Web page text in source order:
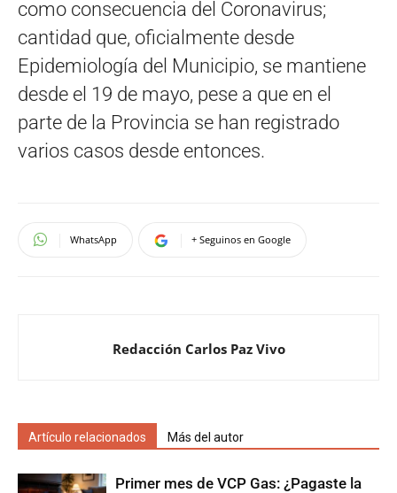
como consecuencia del Coronavirus;
cantidad que, oficialmente desde
Epidemiología del Municipio, se mantiene
desde el 19 de mayo, pese a que en el
parte de la Provincia se han registrado
varios casos desde entonces.
WhatsApp + Seguinos en Google
Redacción Carlos Paz Vivo
Artículo relacionados Más del autor
Primer mes de VCP Gas: ¿Pagaste la